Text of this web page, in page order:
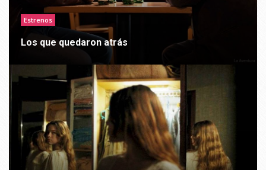
Estrenos
Los que quedaron atrás